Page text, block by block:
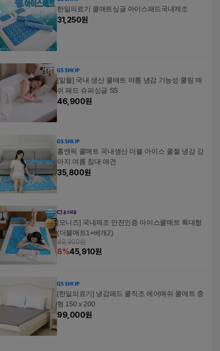
한일의료기 쿨매트싱글 아이스패드국내제조
31,250원
[일월] 국내 생산 쿨매트 여름 냉감 기능성 쿨링 매
쉬 패드 슈퍼싱글 SS
46,900원
홈엔픽 쿨매트 국내생산 더블 아이스 쿨젤 냉감 강
아지 여름 침대 애견
35,800원
[모니즈] 국내제조 안전인증 아이스쿨매트 특대형
(더블매트1+베개2)
49,900원
8%45,910원
[한일의료기] 냉감패드 쿨직조 에어매쉬 쿨매트 중
형 150 x 200
99,000원